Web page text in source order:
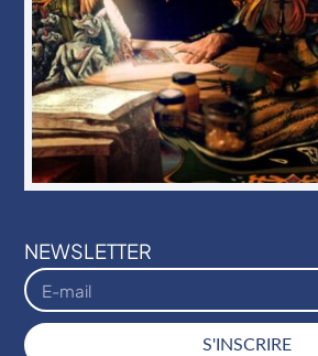
NEWSLETTER
S'INSCRIRE